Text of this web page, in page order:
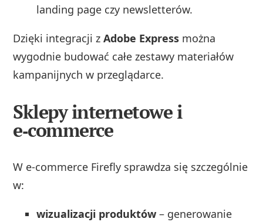
landing page czy newsletterów.
Dzięki integracji zAdobe Express można
wygodnie budować całe zestawy materiałów
kampanijnych w przeglądarce.
Sklepy internetowe i
e‑commerce
W e‑commerce Firefly sprawdza się szczególnie
w:
wizualizacji produktów – generowanie